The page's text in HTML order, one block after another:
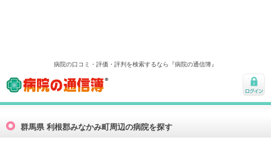
病院の口コミ・評価・評判を検索するなら『病院の通信簿』
病院の通信簿
ログ
群馬県 利根郡みなかみ町周辺の病院を探す